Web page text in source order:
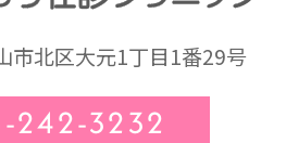
北区大元1丁目1番29号
242-3232